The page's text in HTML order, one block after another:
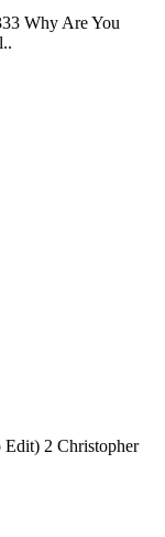
Why Are You
Edit) 2 Christopher